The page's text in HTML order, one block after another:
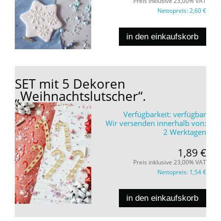
Nettopreis:2,60 €
in den einkaufskorb
SET mit 5 Dekoren
„Weihnachtslutscher“.
Verfügbarkeit: verfügbar
Wir versenden innerhalb von:
2 Werktagen
1,89 €
Preis inklusive 23,00% VAT
Nettopreis: 1,54 €
in den einkaufskorb